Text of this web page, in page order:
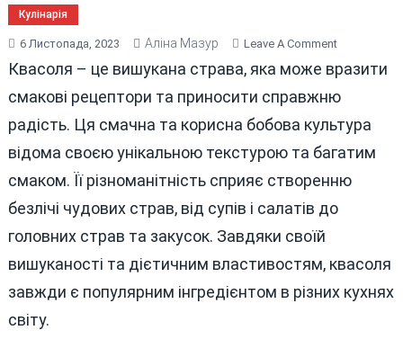
Кулінарія
6 Листопада, 2023 Аліна Мазур Leave A CommentOn
КОРИСНІ
З
КВАСОЛІ:
6
Квасоля – це вишукана страва, яка може вразити
смакові рецептори та приносити справжню
радість. Ця смачна та корисна бобова культура
відома своєю унікальною текстурою та багатим
смаком. Її різноманітність сприяє створенню
безлічі чудових страв, від супів і салатів до
головних страв та закусок. Завдяки своїй
вишуканості та дієтичним властивостям, квасоля
завжди є популярним інгредієнтом в різних кухнях
світу.